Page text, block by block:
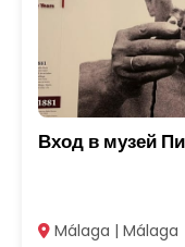
Вход в музей
Málaga | Málaga